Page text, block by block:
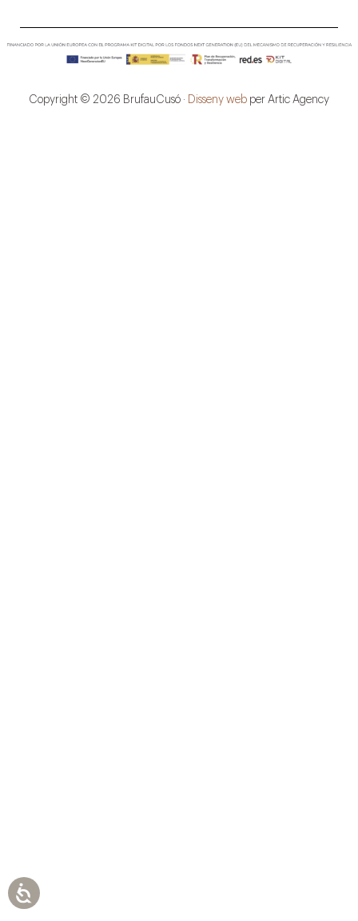
Copyright © 2026 BrufauCusó · Disseny web per Artic Agency